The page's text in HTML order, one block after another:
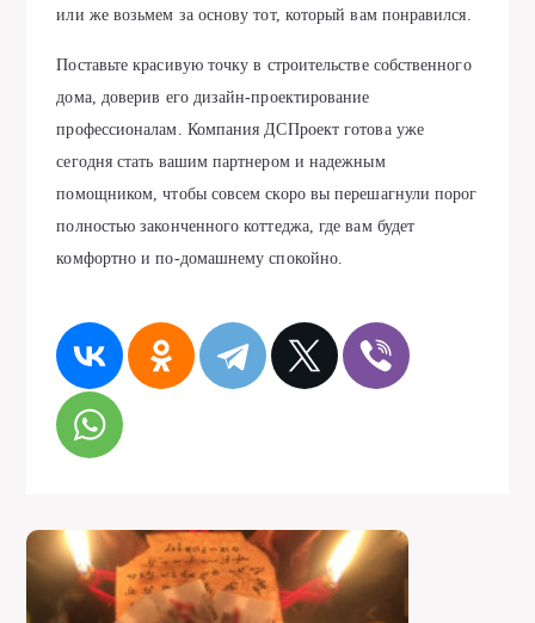
или же возьмем за основу тот, который вам понравился.
Поставьте красивую точку в строительстве собственного
дома, доверив его дизайн-проектирование
профессионалам. Компания ДСПроект готова уже
сегодня стать вашим партнером и надежным
помощником, чтобы совсем скоро вы перешагнули порог
полностью законченного коттеджа, где вам будет
комфортно и по-домашнему спокойно.